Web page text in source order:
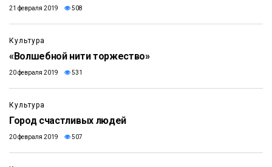
21 февраля 2019 508
Культура
«Волшебной нити торжество»
20 февраля 2019 531
Культура
Город счастливых людей
20 февраля 2019 507